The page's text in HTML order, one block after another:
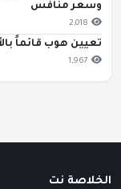
وسعر منافس
2,018
تعيين هوب قائماً
1,967
الخلاصة نت